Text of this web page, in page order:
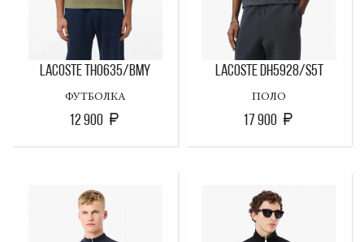
LACOSTE TH0635/BMY
ФУТБОЛКА
12 900
LACOSTE DH5928/S5T
ПОЛО
17 900